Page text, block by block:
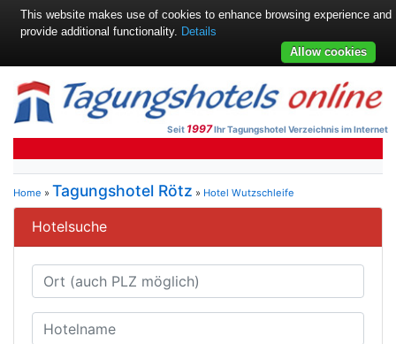
Seit 1997Ihr Tagungshotel Verzeichnis im Internet
Home » Tagungshotel Rötz » Hotel Wutzschleife
Hotelsuche
This website makes use of cookies to enhance browsing experience and
provide additional functionality. Details
Allow cookies